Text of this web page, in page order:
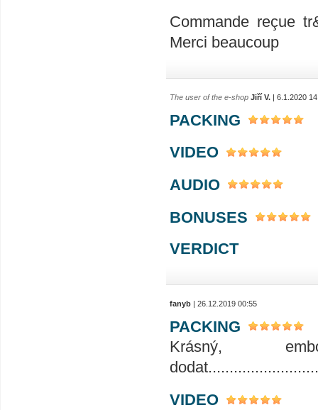
Commande reçue
Merci beaucoup
The user of the e-shop Jiří V. | 6.1.2020
PACKING
VIDEO
AUDIO
BONUSES
VERDICT
fanyb | 26.12.2019 00:55
PACKING
Krásný,
VIDEO